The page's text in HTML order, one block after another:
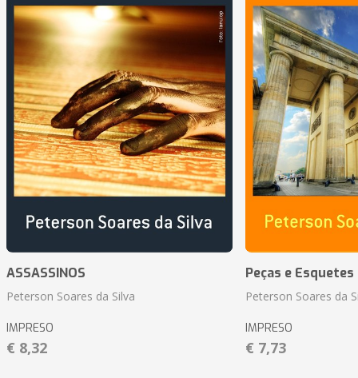
ASSASSINOS
Peterson Soares da Silva
IMPRESO
€ 8,32
Peças e
Peterson Soares da
IMPRESO
€ 7,73